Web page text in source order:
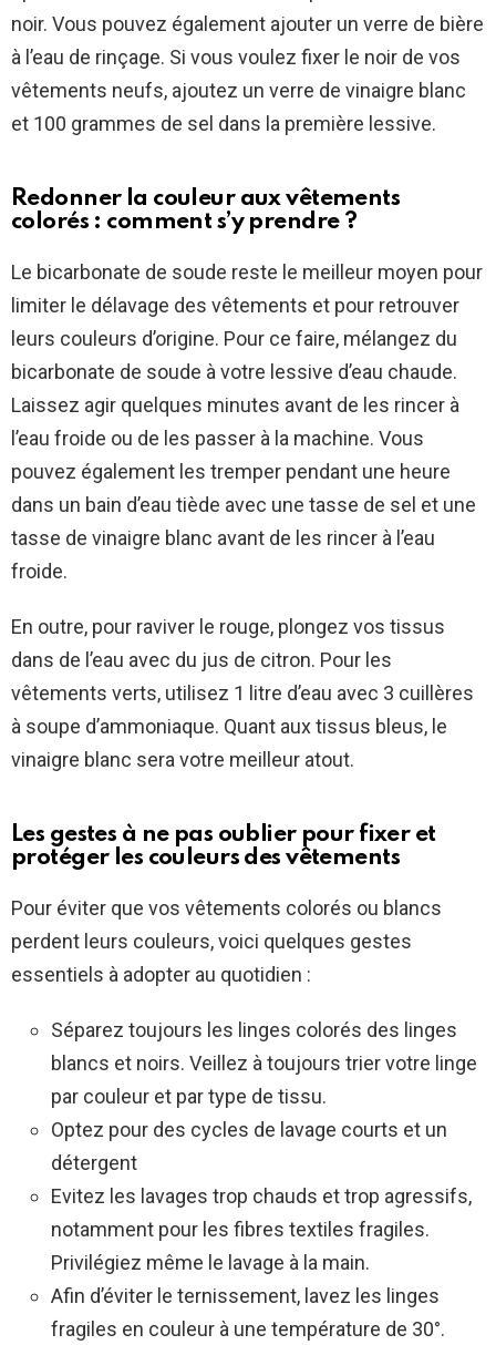
noir. Vous pouvez également ajouter un verre de bière
à l’eau de rinçage. Si vous voulez fixer le noir de vos
vêtements neufs, ajoutez un verre de vinaigre blanc
et 100 grammes de sel dans la première lessive.
Redonner la couleur aux vêtements
colorés : comment s’y prendre ?
Le bicarbonate de soude reste le meilleur moyen pour
limiter le délavage des vêtements et pour retrouver
leurs couleurs d’origine. Pour ce faire, mélangez du
bicarbonate de soude à votre lessive d’eau chaude.
Laissez agir quelques minutes avant de les rincer à
l’eau froide ou de les passer à la machine. Vous
pouvez également les tremper pendant une heure
dans un bain d’eau tiède avec une tasse de sel et une
tasse de vinaigre blanc avant de les rincer à l’eau
froide.
En outre, pour raviver le rouge, plongez vos tissus
dans de l’eau avec du jus de citron. Pour les
vêtements verts, utilisez 1 litre d’eau avec 3 cuillères
à soupe d’ammoniaque. Quant aux tissus bleus, le
vinaigre blanc sera votre meilleur atout.
Les gestes à ne pas oublier pour fixer et
protéger les couleurs des vêtements
Pour éviter que vos vêtements colorés ou blancs
perdent leurs couleurs, voici quelques gestes
essentiels à adopter au quotidien :
Séparez toujours les linges colorés des linges
blancs et noirs. Veillez à toujours trier votre linge
par couleur et par type de tissu.
Optez pour des cycles de lavage courts et un
détergent
Evitez les lavages trop chauds et trop agressifs,
notamment pour les fibres textiles fragiles.
Privilégiez même le lavage à la main.
Afin d’éviter le ternissement, lavez les linges
fragiles en couleur à une température de 30°.